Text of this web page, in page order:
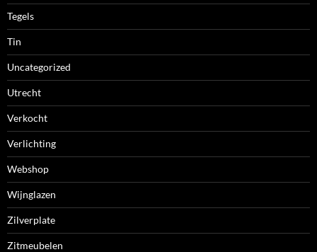
Tegels
Tin
Uncategorized
Utrecht
Verkocht
Verlichting
Webshop
Wijnglazen
Zilverplate
Zitmeubelen